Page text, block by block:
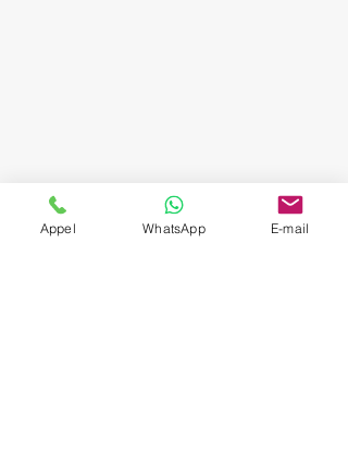
Appel WhatsApp E-mail